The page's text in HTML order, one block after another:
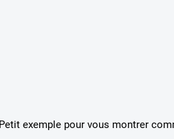
vous montrer comment on